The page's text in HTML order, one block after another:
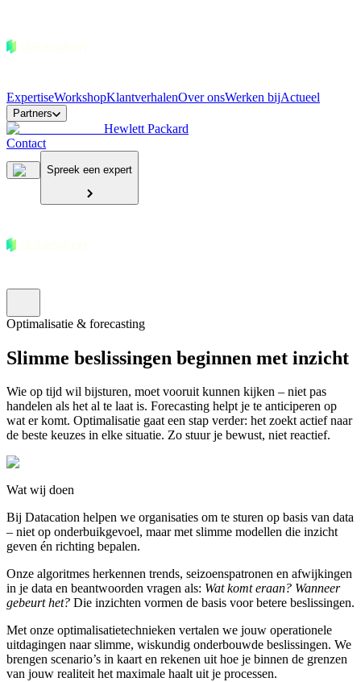
ExpertiseWorkshopKlantverhalenOver onsWerken bijActueel
Partners
Hewlett Packard
Contact
Spreek een expert
Optimalisatie & forecasting
Slimme beslissingen beginnen met inzicht
Wie op tijd wil bijsturen, moet vooruit kunnen kijken – niet pas
handelen als het al te laat is. Forecasting helpt je te anticiperen op
wat er komt. Optimalisatie gaat een stap verder: het zoekt actief naar
de beste keuzes in elke situatie. Zo stuur je bewust, niet reactief.
Wat wij doen
Bij Datacation helpen we organisaties om te sturen op basis van data
– niet op onderbuikgevoel, maar met slimme modellen die inzicht
geven én richting bepalen.
Onze algoritmes herkennen trends, seizoenspatronen en afwijkingen
in je data en beantwoorden vragen als: Wat komt eraan? Wanneer
gebeurt het? Die inzichten vormen de basis voor betere beslissingen.
Met onze optimalisatietechnieken vertalen we jouw operationele
uitdagingen naar slimme, wiskundig onderbouwde beslissingen. We
brengen scenario’s in kaart en rekenen uit hoe je binnen de grenzen
van jouw realiteit het maximale haalt uit je processen.